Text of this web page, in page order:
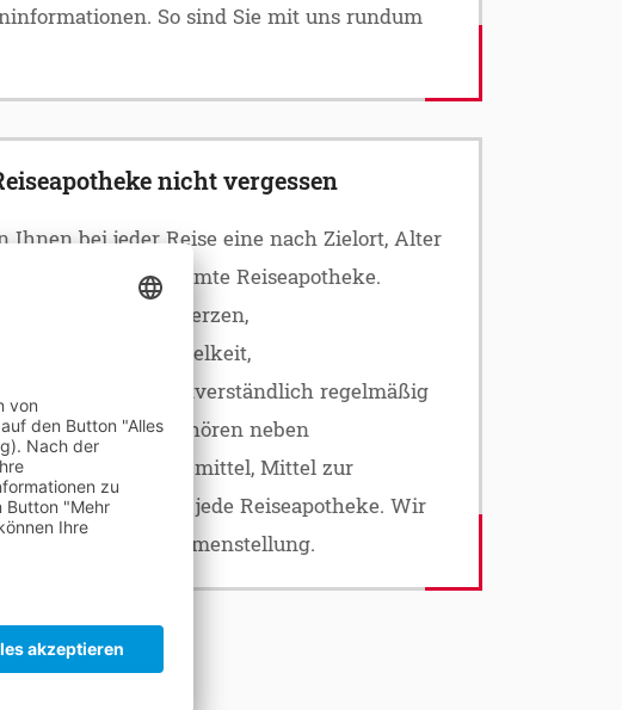
So sind Sie mit uns rundum
nicht vergessen
Ihnen bei jeder Reise eine nach Zielort, Alter
abgestimmte Reiseapotheke.
Fieber, Schmerzen,
Reiseübelkeit,
wie selbstverständlich regelmäßig
Medikamente gehören neben
Sonnenschutzmittel, Mittel zur
und Pflaster in jede Reiseapotheke. Wir
bei der Zusammenstellung.